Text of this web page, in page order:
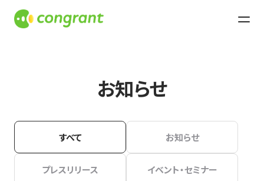
お知らせ
すべて お知らせ
プレスリリース イベント・セミナー